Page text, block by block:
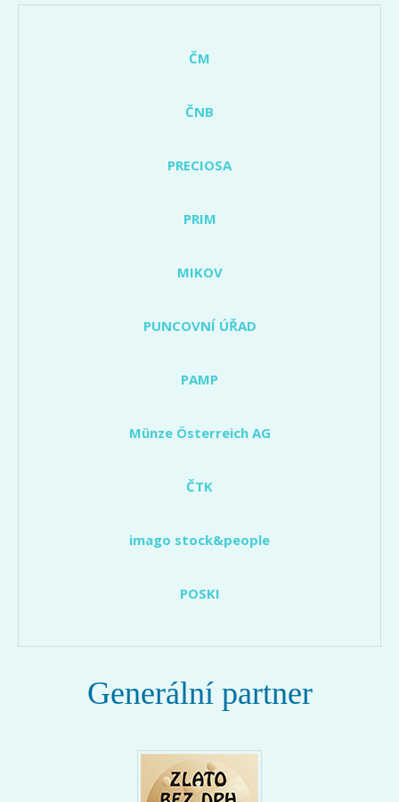
ČM
ČNB
PRECIOSA
PRIM
MIKOV
PUNCOVNÍ ÚŘAD
PAMP
Münze Österreich AG
ČTK
imago stock&people
POSKI
Generální partner